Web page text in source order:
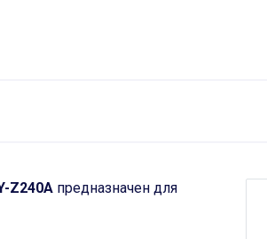
Z240A предназначен для